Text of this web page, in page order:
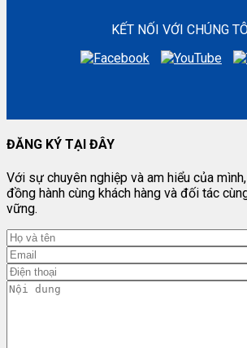
KẾT NỐI VỚI CHÚNG
ĐĂNG KÝ TẠI ĐÂY
Với sự chuyên nghiệp và am hiểu của
đồng hành cùng khách hàng và đối tác
vững.